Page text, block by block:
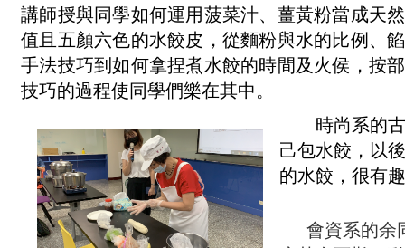
講師授與同學如何運用菠菜汁、薑黃粉當成天
值且五顏六色的水餃皮，從麵粉與水的比例、
手法技巧到如何拿捏煮水餃的時間及火侯，按
技巧的過程使同學們樂在其中。
時尚系的
己包水餃，以
的水餃，很有
會資系的余